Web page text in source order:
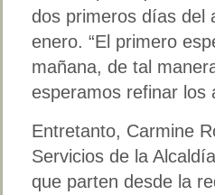
dos primeros días del
enero. “El primero
mañana, de tal
esperamos refinar los
Entretanto, Carmine
Servicios de la
que parten desde la